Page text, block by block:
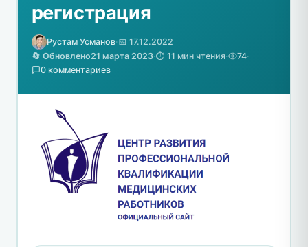
регистрация
Рустам Усманов·📅 17.12.2022
🔄 Обновлено21 марта 2023·⏱️ 11 мин чтения· 74·
0 комментариев